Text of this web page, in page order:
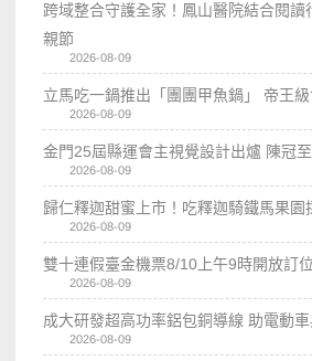
跨域整合守護全家！鳳山醫院結合閱讀
親節
2026-08-09
立馬吃一鍋推出「團團甲魚鍋」 帝王
2026-08-09
金門25屆縣運會主視覺設計出爐 陳冠
2026-08-09
歸仁釋迦甜蜜上市！吃釋迦騎鐵馬果園
2026-08-09
雙十連假臺金機票8/10上午9時開放訂位
2026-08-09
成大研發超高功率鋁包銅導線 助電動
2026-08-09